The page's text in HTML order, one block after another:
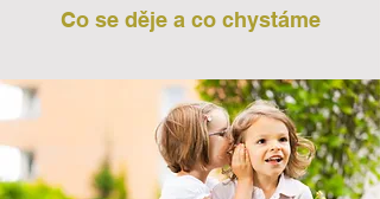
Co se děje a co chystáme